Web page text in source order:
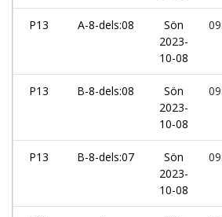
P13 A-8-dels:08
Sön
2023-
10-08
P13 B-8-dels:08
Sön
2023-
10-08
P13 B-8-dels:07
Sön
2023-
10-08